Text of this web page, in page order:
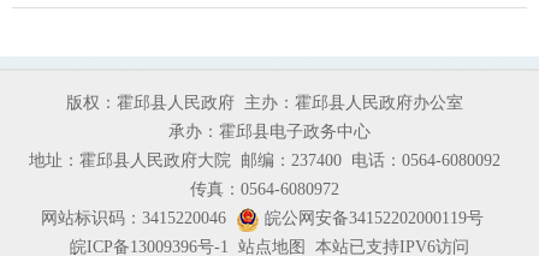
版权：霍邱县人民政府 主办：霍邱县人民政府办公室
承办：霍邱县电子政务中心
地址：霍邱县人民政府大院 邮编：237400 电话：0564-6080092
传真：0564-6080972
网站标识码：3415220046
皖公网安备34152202000119号
皖ICP备13009396号-1 站点地图 本站已支持IPV6访问